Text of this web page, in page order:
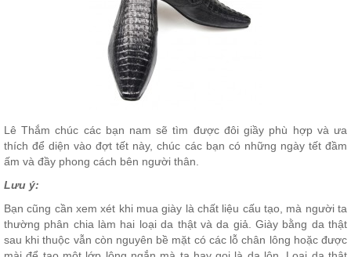
Lê Thắm chúc các bạn nam sẽ tìm được đôi giầy phù hợp và ưa
thích để diện vào đợt tết này, chúc các bạn có những ngày tết đầm
ấm và đầy phong cách bên người thân.
Lưu ý:
Bạn cũng cần xem xét khi mua giày là chất liệu cấu tạo, mà người ta
thường phân chia làm hai loại da thật và da giả. Giày bằng da thật
sau khi thuộc vẫn còn nguyên bề mặt có các lỗ chân lông hoặc được